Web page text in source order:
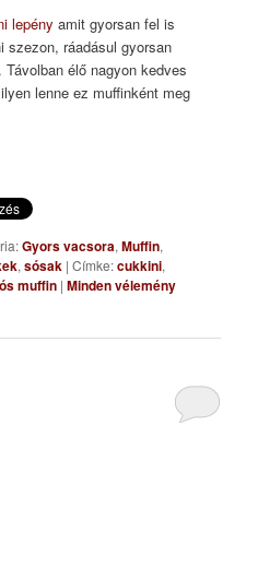
lepényamit gyorsan fel is
ráadásul gyorsan
élő nagyon kedves
lenne ez muffinként meg
Gyors vacsora,Muffin,
,sósak |Címke:cukkini,
muffin |Minden vélemény